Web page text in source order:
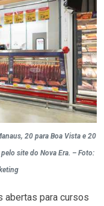
20 para Boa Vista e 20
site do Nova Era. – Foto:
abertas para cursos